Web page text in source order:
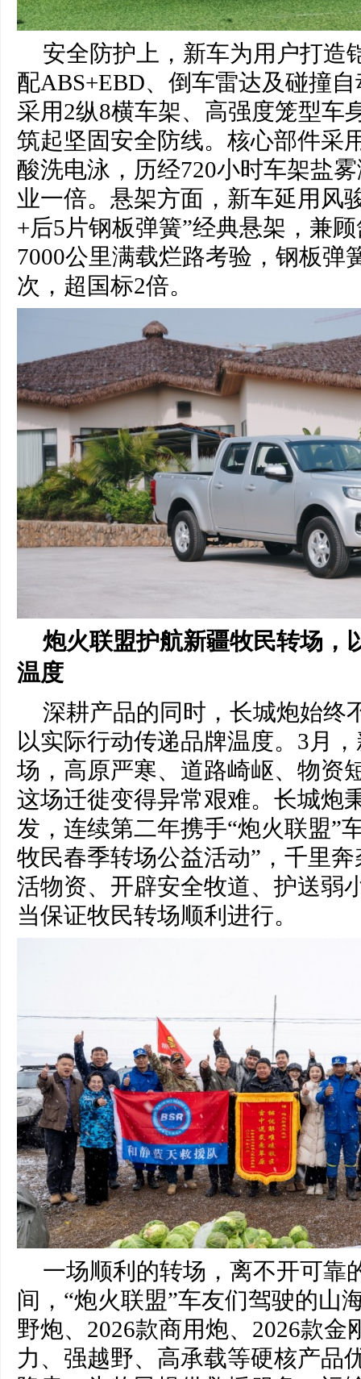
安全防护上，新车为用户打造
配ABS+EBD、倒车雷达及碰撞
采用2纵8横车架、高强度笼型车
筑起坚固安全防线。核心部件采
酸洗电泳，历经720小时车架盐
业一倍。悬架方面，新车延用风
+后5片钢板弹簧”经典悬架，兼
7000公里满载烂路考验，钢板弹
次，超国标2倍。
炮火联盟护航新疆牧民转场，
温度
深耕产品的同时，长城炮始终
以实际行动传递品牌温度。3月
场，高原严寒、道路崎岖、物资
这场迁徙变得异常艰难。长城炮
发，连续第二年携手“炮火联盟”
牧民春季转场公益活动”，千里
活物资、开辟安全牧道、护送弱
当保证牧民转场顺利进行。
一场顺利的转场，离不开可靠
间，“炮火联盟”车友们驾驶的山
野炮、2026款商用炮、2026款金
力、强越野、高承载等硬核产品